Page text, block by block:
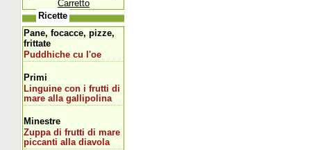
Carretto
Ricette
Pane, focacce, pizze,
frittate
Puddhiche cu l'oe
Primi
Linguine con i frutti di
mare alla gallipolina
Minestre
Zuppa di frutti di mare
piccanti alla diavola